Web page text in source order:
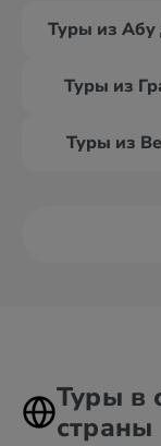
Туры из Абу
Туры из
Туры из
Туры в
страны